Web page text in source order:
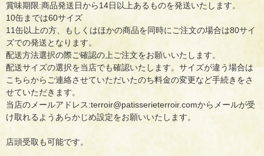
賞味期限:商品発送日から14日以上あるものを発送いたします。
10缶までは60サイズ
11缶以上の方、もしくはほかの商品を同時にご注文の場合は80サイ
ズでの発送となります。
配送方法選択の際ご確認の上ご注文をお願いいたします。
配送サイズの選択を当店でも確認いたします。サイズが違う場合は
こちらからご連絡させていただいたのち料金の変更など手続きをさ
せていただきます。
当店のメールアドレス:terroir@patisserieterroir.comからメールが受
け取れるようあらかじめ設定をお願いいたします。
店頭受取も可能です。